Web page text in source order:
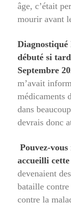
âge, c’était
mourir avant
débuté si
Septembre
m’avait
médicaments
dans
devrais donc
Pouvez-
accueilli
devenaient
bataille
contre la